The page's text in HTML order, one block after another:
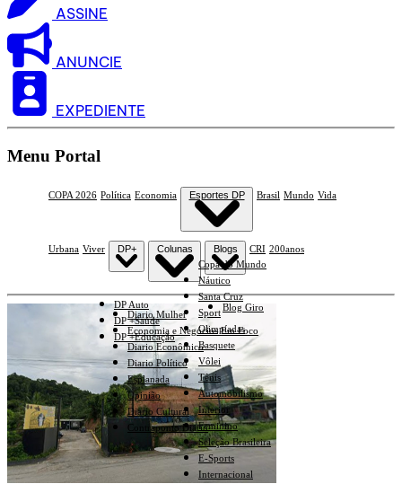
ASSINE
ANUNCIE
EXPEDIENTE
Menu Portal
COPA 2026 Política Economia Esportes DP
Copa do Mundo
Náutico
Santa Cruz
Sport
Olimpíadas
Basquete
Vôlei
Tênis
Automobilismo
Interior
Feminino
Seleção Brasileira
E-Sports
Internacional
Brasil Mundo Vida
Urbana Viver DP+
DP Auto
DP +Saúde
DP +Educação
Colunas
Diario Mulher
Economia e Negócios Em Foco
Diario Econômico
Diario Político
Esplanada
Opinião
Diario Cultural
Contraponto Diario
Blogs
Blog Giro
CRI 200anos